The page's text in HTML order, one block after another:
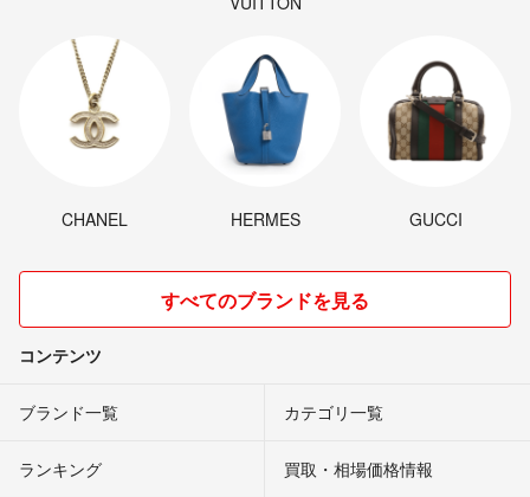
CHANEL HERMES GUCCI
すべてのブランドを見る
コンテンツ
ブランド一覧 カテゴリ一覧
ランキング 買取・相場価格情報